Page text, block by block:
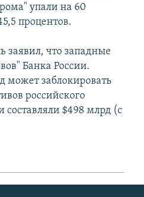
упали на 60
процентов.
заявил, что западные
Банка России.
может заблокировать
российского
составляли $498 млрд (с